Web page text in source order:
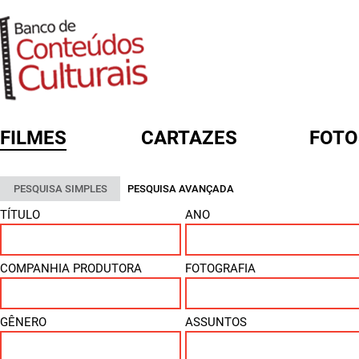
FILMES CARTAZES
PESQUISA SIMPLES PESQUISA AVANÇADA
TÍTULO ANO
COMPANHIA PRODUTORA FOTOGRAFIA
GÊNERO ASSUNTOS
FORMULÁRIO DE BUSCA